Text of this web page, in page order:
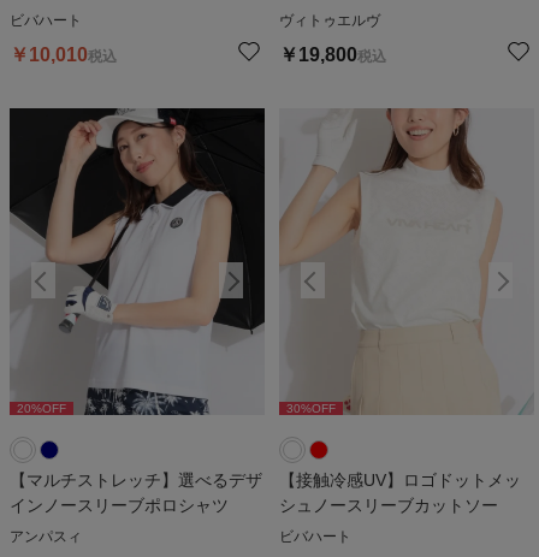
ビバハート
￥ 10,010税込
ヴィトゥエルヴ
￥ 19,800税込
20%OFF %OFF
【マルチストレッチ】選べるデザ
インノースリーブポロシャツ
アンパスィ
30%OFF 30%OFF
【接触冷感UV】ロゴドットメッ
シュノースリーブカットソー
ビバハート